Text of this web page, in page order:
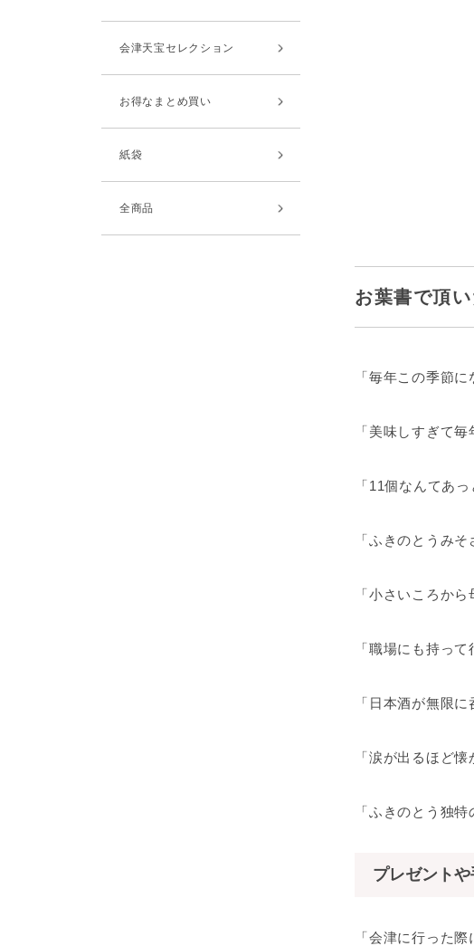
会津天宝セレクション
お得なまとめ買い
紙袋
全商品
お葉書で頂
「毎年この季節
「美味しすぎて
「11個なんてあ
「ふきのとうみ
「小さいころか
「職場にも持って
「日本酒が無限に
「涙が出るほど
「ふきのとう独
プレゼント
「会津に行った